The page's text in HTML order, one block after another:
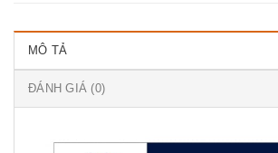
MÔ TẢ
ĐÁNH GIÁ (0)